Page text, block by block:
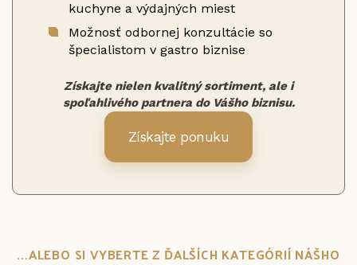
kuchyne a výdajných miest
Možnosť odbornej konzultácie so
špecialistom v gastro biznise
Získajte nielen kvalitný sortiment, ale i
spoľahlivého partnera do Vášho biznisu.
Získajte ponuku
...ALEBO SI VYBERTE Z ĎALŠÍCH KATEGÓRIÍ NÁŠHO